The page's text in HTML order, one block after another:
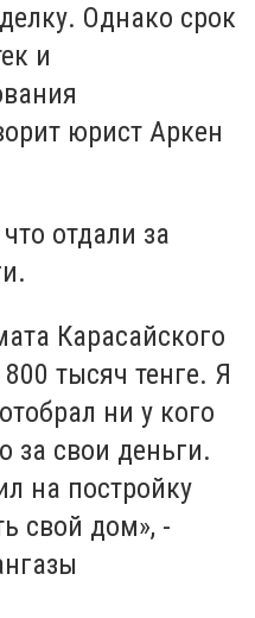
Однако срок
и
юрист Аркен
отдали за
Карасайского
тысяч тенге. Я
ни у кого
за свои деньги.
на постройку
свой дом», -